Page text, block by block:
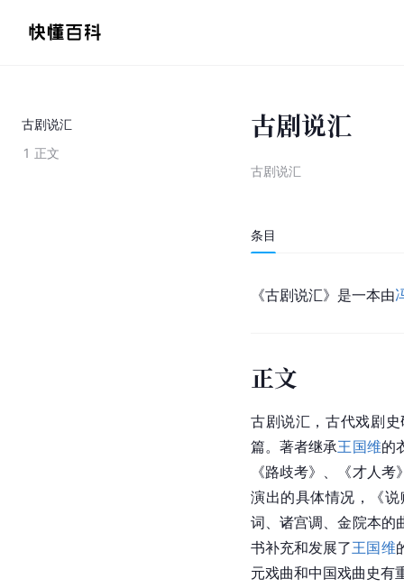
古剧说汇
1 正文
古剧说汇
古剧说汇
条目
《古剧说汇》是一本由
正文
古剧说汇，古代戏剧
篇。著者继承王国维的
《路歧考》、《才人
演出的具体情况，《
词、诸宫调、金院本的
书补充和发展了王国维
元戏曲和中国戏曲史有